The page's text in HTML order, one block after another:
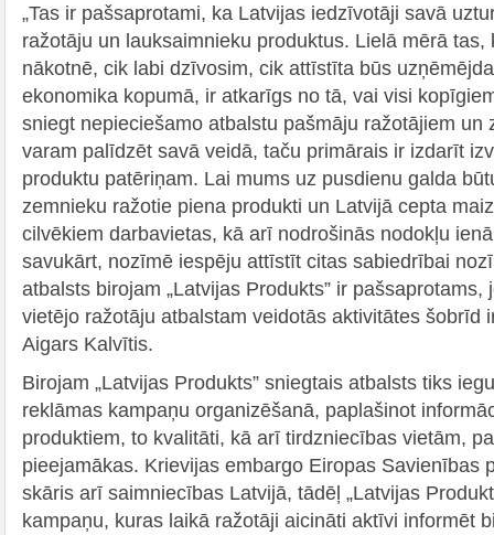
„Tas ir pašsaprotami, ka Latvijas iedzīvotāji savā
ražotāju un lauksaimnieku produktus. Lielā mērā tas,
nākotnē, cik labi dzīvosim, cik attīstīta būs
ekonomika kopumā, ir atkarīgs no tā, vai visi
sniegt nepieciešamo atbalstu pašmāju ražotājiem un
varam palīdzēt savā veidā, taču primārais ir izdarīt
produktu patēriņam. Lai mums uz pusdienu galda
zemnieku ražotie piena produkti un Latvijā cepta
cilvēkiem darbavietas, kā arī nodrošinās nodokļu
savukārt, nozīmē iespēju attīstīt citas sabiedrībai
atbalsts birojam „Latvijas Produkts” ir pašsaprotams,
vietējo ražotāju atbalstam veidotās aktivitātes šobrīd
Aigars Kalvītis.
Birojam „Latvijas Produkts” sniegtais atbalsts tiks
reklāmas kampaņu organizēšanā, paplašinot
produktiem, to kvalitāti, kā arī tirdzniecības vietām,
pieejamākas. Krievijas embargo Eiropas Savienības
skāris arī saimniecības Latvijā, tādēļ „Latvijas
kampaņu, kuras laikā ražotāji aicināti aktīvi informēt